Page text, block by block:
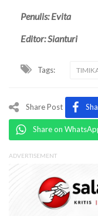
Penulis: Evita
Editor: Sianturi
Tags:
Share Post
Share on
ADVERTISEMENT